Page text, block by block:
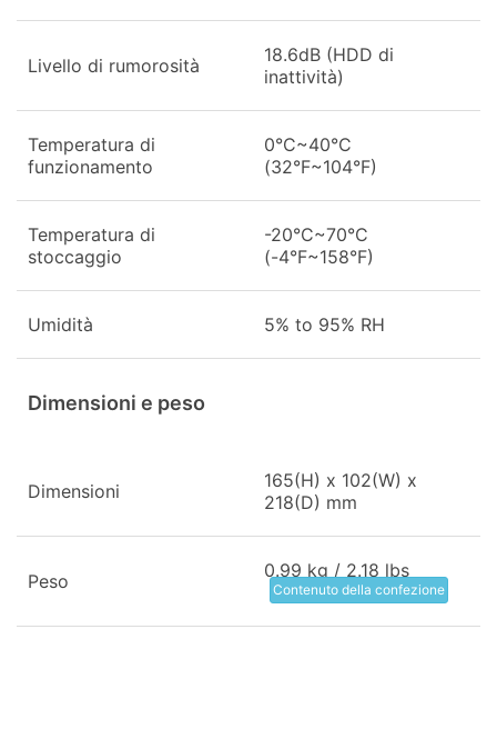
Livello di rumorosità
18.6dB (HDD di
inattività)
Temperatura di
funzionamento
0°C~40°C
(32°F~104°F)
Temperatura di
stoccaggio
-20°C~70°C
(-4°F~158°F)
Umidità 5% to 95% RH
Dimensioni e peso
Dimensioni
165(H) x 102(W) x
218(D) mm
Peso 0.99 kg / 2.18 lbs
Contenuto della confezione